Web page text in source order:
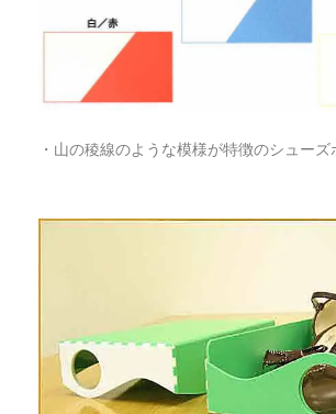
・山の稜線のような模様が特徴のシューズ